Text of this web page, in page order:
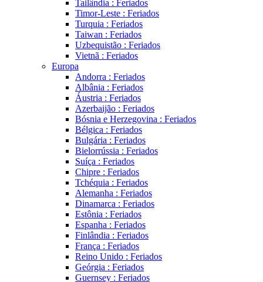
Tailândia : Feriados
Timor-Leste : Feriados
Turquia : Feriados
Taiwan : Feriados
Uzbequistão : Feriados
Vietnã : Feriados
Europa
Andorra : Feriados
Albânia : Feriados
Áustria : Feriados
Azerbaijão : Feriados
Bósnia e Herzegovina : Feriados
Bélgica : Feriados
Bulgária : Feriados
Bielorrússia : Feriados
Suíça : Feriados
Chipre : Feriados
Tchéquia : Feriados
Alemanha : Feriados
Dinamarca : Feriados
Estônia : Feriados
Espanha : Feriados
Finlândia : Feriados
França : Feriados
Reino Unido : Feriados
Geórgia : Feriados
Guernsey : Feriados